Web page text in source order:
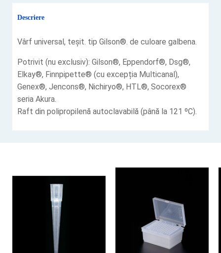
Descriere
Vârf universal, teșit. tip Gilson®. de culoare galbena.
Potrivit (nu exclusiv): Gilson®, Eppendorf®, Dsg®,
Elkay®, Finnpipette® (cu excepția Multicanal),
Genex®, Jencons®, Nichiryo®, HTL®, Socorex®
seria Akura.
Raft din polipropilenă autoclavabilă (până la 121 ºC).